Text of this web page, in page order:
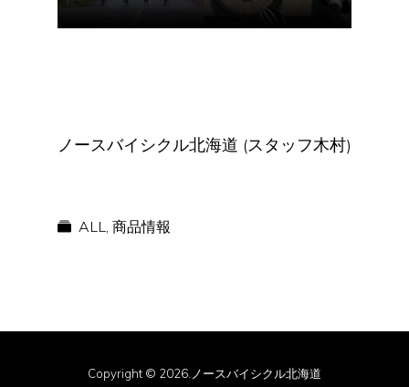
ノースバイシクル北海道 (スタッフ木村)
ALL, 商品情報
Copyright © 2026.ノースバイシクル北海道